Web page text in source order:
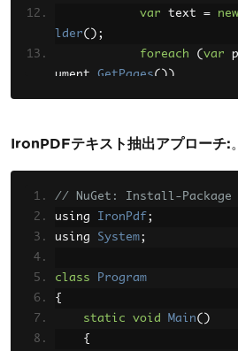
var text = new
lder();
foreach
( var
ument
GetPages())
.Text
oString());
}
}
IronPDFテキスト抽出アプローチ:。
// NuGet: Install-Package
using IronPdf ;
using System;
class
Program
{
static
void Main()
{